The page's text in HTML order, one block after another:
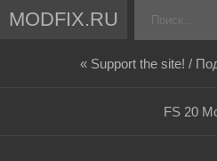
MODFIX.RU
« Support the site! /
FS 20